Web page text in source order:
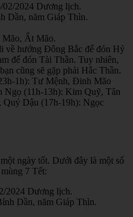
2024 Dương lịch.
Dần, năm Giáp Thìn.
Mão, Ất Mão.
về hướng Đông Bắc để đón Hỷ
để đón Tài Thần. Tuy nhiên,
cũng sẽ gặp phải Hắc Thần.
1h): Tư Mệnh, Đinh Mão
(11h-13h): Kim Quỹ, Tân
Dậu (17h-19h): Ngọc
ngày tốt. Dưới đây là một số
7 Tết:
2024 Dương lịch.
Dần, năm Giáp Thìn.